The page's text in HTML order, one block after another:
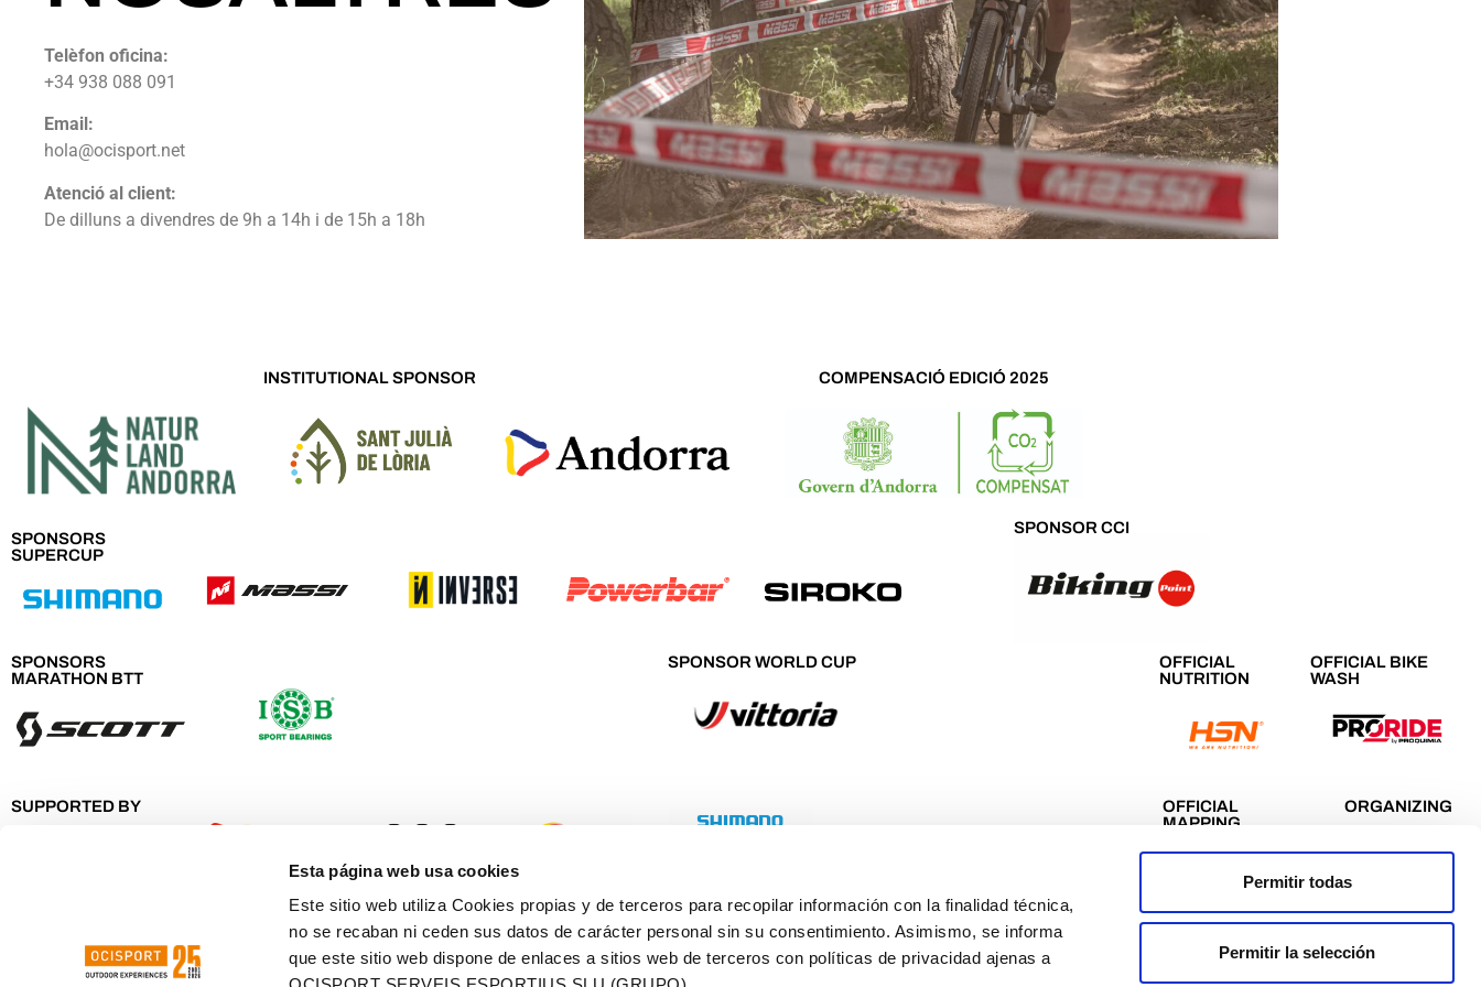
Esta página web usa cookies
Este sitio web utiliza Cookies propias y de terceros para recopilar información con la finalidad técnica,
no se recaban ni ceden sus datos de carácter personal sin su consentimiento. Asimismo, se informa
que este sitio web dispone de enlaces a sitios web de terceros con políticas de privacidad ajenas a
Permitir todas
Permitir la selección
Telèfon oficina:
+34 938 088 091
Email:
hola@ocisport.net
Atenció al client:
De dilluns a divendres de 9h a 14h i de 15h a 18h
INSTITUTIONAL SPONSOR COMPENSACIÓ EDICIÓ 2025
SPONSORS
SUPERCUP
SPONSOR CCI
SPONSORS
MARATHON BTT
SPONSOR WORLD CUP
OFFICIAL
NUTRITION
OFFICIAL BIKE
WASH
SUPPORTED BY
OFFICIAL
MAPPING
ORGANIZING